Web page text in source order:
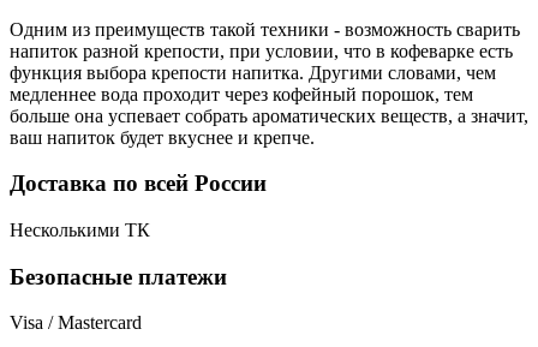
Одним из преимуществ такой техники - возможность сварить
напиток разной крепости, при условии, что в кофеварке есть
функция выбора крепости напитка. Другими словами, чем
медленнее вода проходит через кофейный порошок, тем
больше она успевает собрать ароматических веществ, а значит,
ваш напиток будет вкуснее и крепче.
Доставка по всей России
Несколькими ТК
Безопасные платежи
Visa / Mastercard